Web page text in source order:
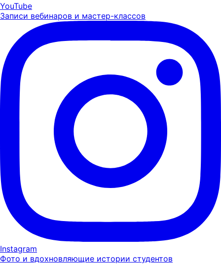
YouTube
Записи вебинаров и мастер-классов
Instagram
Фото и вдохновляющие истории студентов